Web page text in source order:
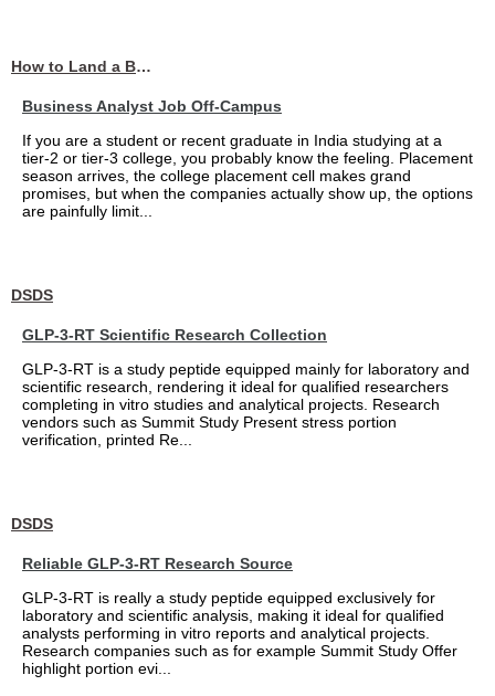
How to Land a Business Analyst Job Off-Campus When Your College Has Zero Tech Connections
Business Analyst Job Off-Campus
If you are a student or recent graduate in India studying at a
tier-2 or tier-3 college, you probably know the feeling. Placement
season arrives, the college placement cell makes grand
promises, but when the companies actually show up, the options
are painfully limit...
DSDS
GLP-3-RT Scientific Research Collection
GLP-3-RT is a study peptide equipped mainly for laboratory and
scientific research, rendering it ideal for qualified researchers
completing in vitro studies and analytical projects. Research
vendors such as Summit Study Present stress portion
verification, printed Re...
DSDS
Reliable GLP-3-RT Research Source
GLP-3-RT is really a study peptide equipped exclusively for
laboratory and scientific analysis, making it ideal for qualified
analysts performing in vitro reports and analytical projects.
Research companies such as for example Summit Study Offer
highlight portion evi...